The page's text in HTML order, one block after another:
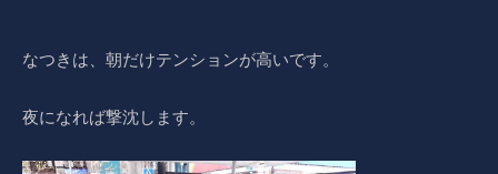
なつきは、朝だけテンションが高いです。
夜になれば撃沈します。